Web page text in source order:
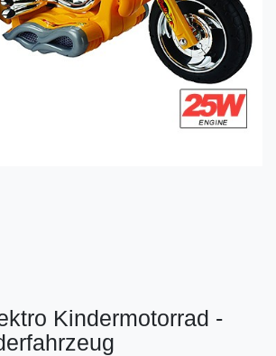
Kindermotorrad -